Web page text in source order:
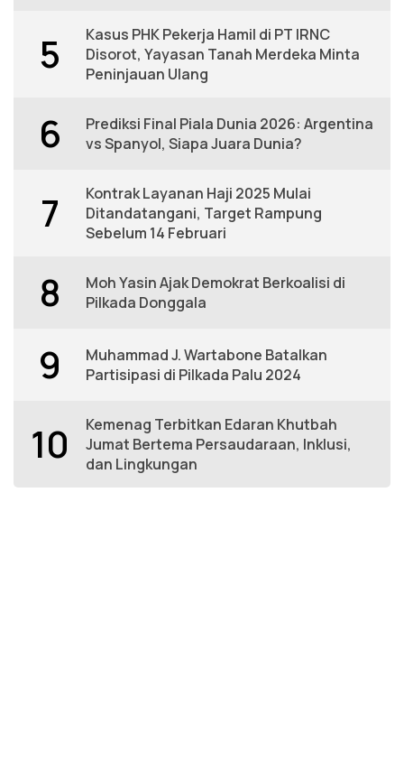
5
Kasus PHK Pekerja Hamil di PT IRNC
Disorot, Yayasan Tanah Merdeka Minta
Peninjauan Ulang
6
Prediksi Final Piala Dunia 2026: Argentina
vs Spanyol, Siapa Juara Dunia?
7
Kontrak Layanan Haji 2025 Mulai
Ditandatangani, Target Rampung
Sebelum 14 Februari
8
Moh Yasin Ajak Demokrat Berkoalisi di
Pilkada Donggala
9
Muhammad J. Wartabone Batalkan
Partisipasi di Pilkada Palu 2024
10
Kemenag Terbitkan Edaran Khutbah
Jumat Bertema Persaudaraan, Inklusi,
dan Lingkungan